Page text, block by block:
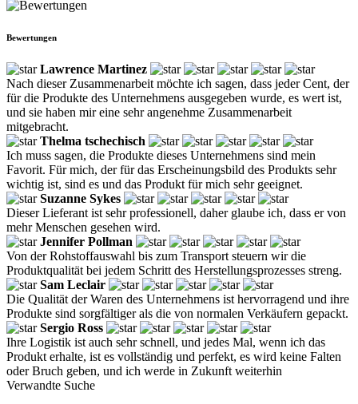
Bewertungen
Lawrence Martinez
Nach dieser Zusammenarbeit möchte ich sagen, dass jeder Cent, der
für die Produkte des Unternehmens ausgegeben wurde, es wert ist,
und sie haben mir eine sehr angenehme Zusammenarbeit
mitgebracht.
Thelma tschechisch
Ich muss sagen, die Produkte dieses Unternehmens sind mein
Favorit. Für mich, der für das Erscheinungsbild des Produkts sehr
wichtig ist, sind es und das Produkt für mich sehr geeignet.
Suzanne Sykes
Dieser Lieferant ist sehr professionell, daher glaube ich, dass er von
mehr Menschen gesehen wird.
Jennifer Pollman
Von der Rohstoffauswahl bis zum Transport steuern wir die
Produktqualität bei jedem Schritt des Herstellungsprozesses streng.
Sam Leclair
Die Qualität der Waren des Unternehmens ist hervorragend und ihre
Produkte sind sorgfältiger als die von normalen Verkäufern gepackt.
Sergio Ross
Ihre Logistik ist auch sehr schnell, und jedes Mal, wenn ich das
Produkt erhalte, ist es vollständig und perfekt, es wird keine Falten
oder Bruch geben, und ich werde in Zukunft weiterhin
Verwandte Suche